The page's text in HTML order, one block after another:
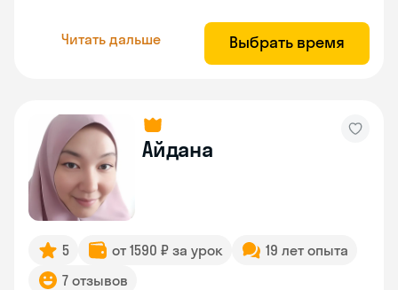
Читать дальше Выбрать время
Айдана
5 от 1590 ₽ за урок
19 лет опыта
7 отзывов